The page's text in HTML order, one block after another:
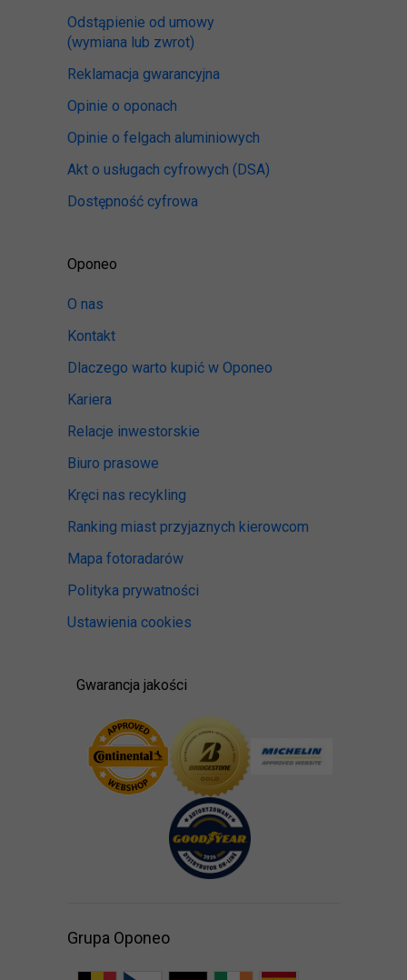
Odstąpienie od umowy
(wymiana lub zwrot)
Reklamacja gwarancyjna
Opinie o oponach
Opinie o felgach aluminiowych
Akt o usługach cyfrowych (DSA)
Dostępność cyfrowa
Oponeo
O nas
Kontakt
Dlaczego warto kupić w Oponeo
Kariera
Relacje inwestorskie
Biuro prasowe
Kręci nas recykling
Ranking miast przyjaznych kierowcom
Mapa fotoradarów
Polityka prywatności
Ustawienia cookies
Gwarancja jakości
Grupa Oponeo